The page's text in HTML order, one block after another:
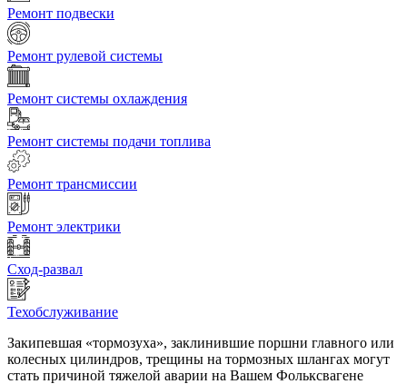
Ремонт подвески
Ремонт рулевой системы
Ремонт системы охлаждения
Ремонт системы подачи топлива
Ремонт трансмиссии
Ремонт электрики
Сход-развал
Техобслуживание
Закипевшая «тормозуха», заклинившие поршни главного или
колесных цилиндров, трещины на тормозных шлангах могут
стать причиной тяжелой аварии на Вашем Фольксвагене